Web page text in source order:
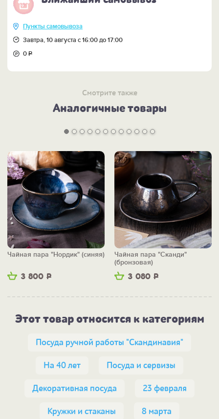
Пункты самовывоза
Завтра, 10 августа с 16:00 до 17:00
0Р
Смотрите также
Аналогичные товары
3 800 Р
Чайная пара "Нордик" (синяя)
3 080 Р
Чайная пара "Сканди"
(бронзовая)
Этот товар относится к категориям
Посуда ручной работы "Скандинавия"
На 40 лет Посуда и сервизы
Декоративная посуда 23 февраля
Кружки и стаканы 8 марта